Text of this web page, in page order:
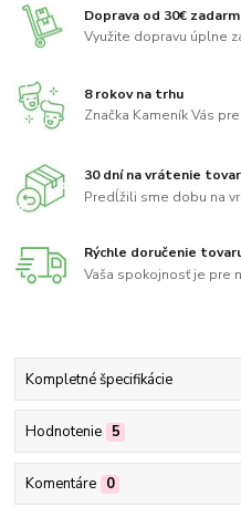
Doprava od 30€
Využite dopravu úplne
8 rokov na trhu
Značka Kameník Vás
30 dní na vrátenie
Predĺžili sme dobu na
Rýchle doručenie
Vaša spokojnosť je pre
Kompletné špecifikácie
Hodnotenie 5
Komentáre 0